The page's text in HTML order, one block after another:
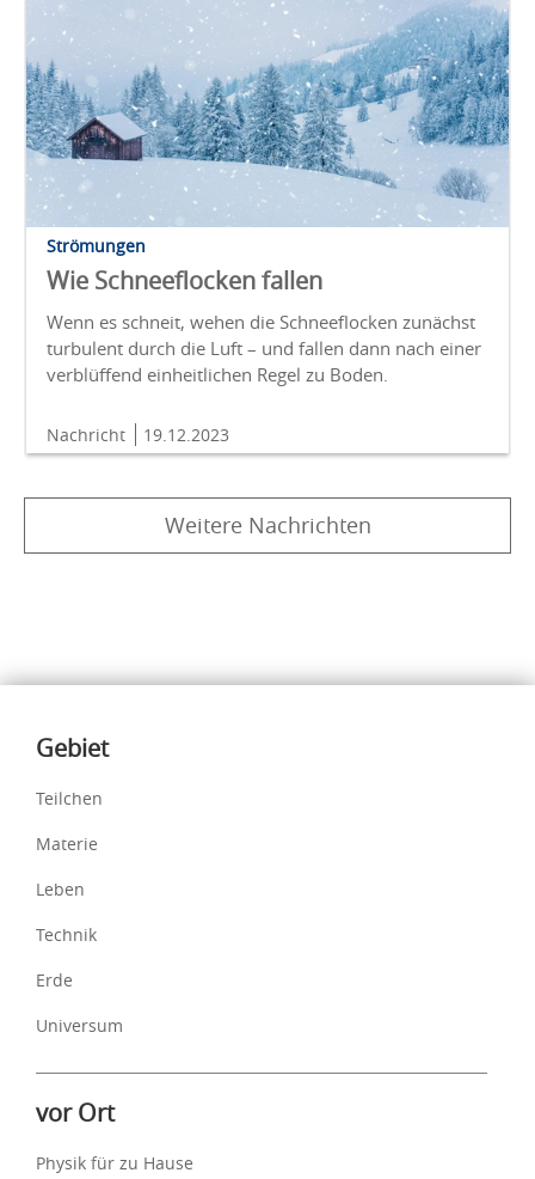
Strömungen
Wie Schneeflocken fallen
Wenn es schneit, wehen die Schneeflocken zunächst
turbulent durch die Luft – und fallen dann nach einer
verblüffend einheitlichen Regel zu Boden.
Nachricht 19.12.2023
Weitere Nachrichten
Inhalte
Gebiet
Teilchen
Materie
Leben
Technik
Erde
Universum
vor Ort
Physik für zu Hause